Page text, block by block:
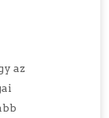
az